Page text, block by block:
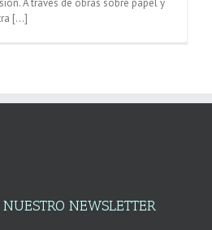
[...]
NEWSLETTER